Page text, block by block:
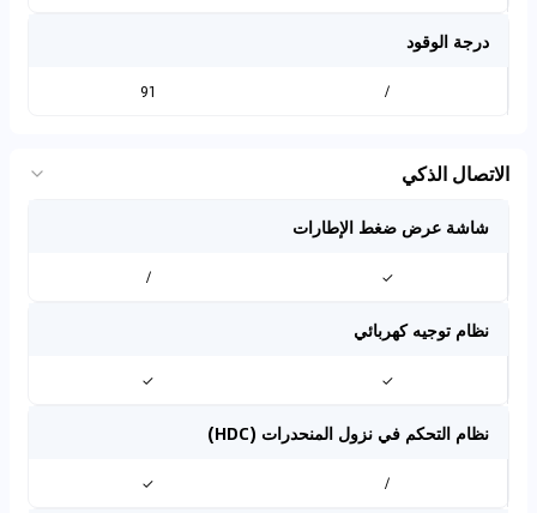
درجة الوقود
/
91
الاتصال الذكي
شاشة عرض ضغط الإطارات
✓
/
نظام توجيه كهربائي
✓
✓
نظام التحكم في نزول المنحدرات (HDC)
/
✓